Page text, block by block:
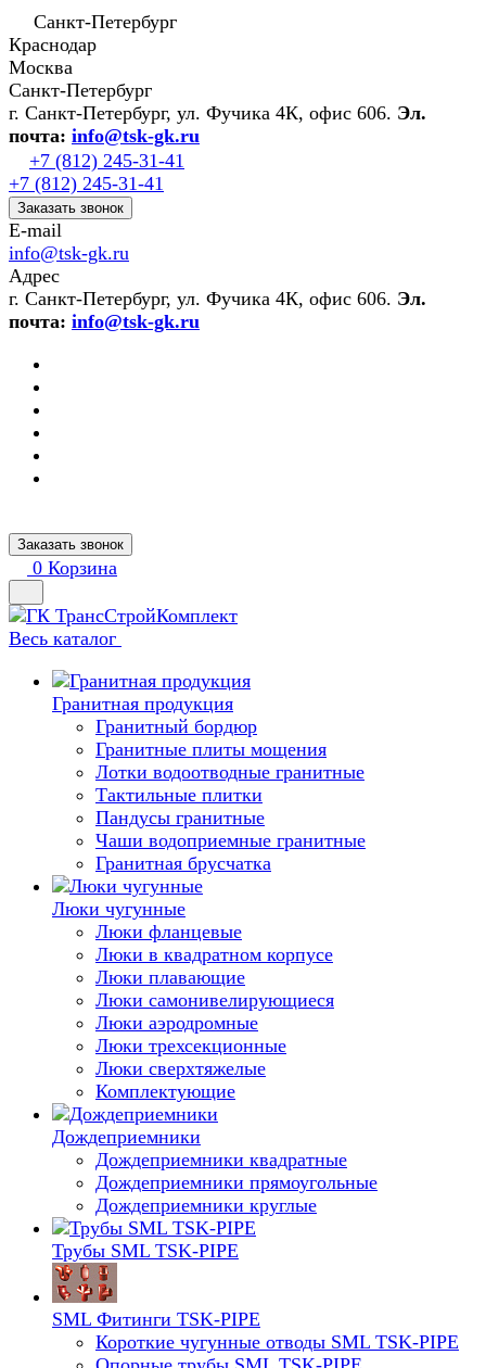
Санкт-Петербург
Краснодар
Москва
Санкт-Петербург
г. Санкт-Петербург, ул. Фучика 4К, офис 606. Эл.
почта: info@tsk-gk.ru
+7 (812) 245-31-41
+7 (812) 245-31-41
Заказать звонок
E-mail
info@tsk-gk.ru
Адрес
г. Санкт-Петербург, ул. Фучика 4К, офис 606. Эл.
почта: info@tsk-gk.ru
Заказать звонок
0 Корзина
Весь каталог
Гранитная продукция
Гранитный бордюр
Гранитные плиты мощения
Лотки водоотводные гранитные
Тактильные плитки
Пандусы гранитные
Чаши водоприемные гранитные
Гранитная брусчатка
Люки чугунные
Люки фланцевые
Люки в квадратном корпусе
Люки плавающие
Люки самонивелирующиеся
Люки аэродромные
Люки трехсекционные
Люки сверхтяжелые
Комплектующие
Дождеприемники
Дождеприемники квадратные
Дождеприемники прямоугольные
Дождеприемники круглые
Трубы SML TSK-PIPE
SML Фитинги TSK-PIPE
Короткие чугунные отводы SML TSK-PIPE